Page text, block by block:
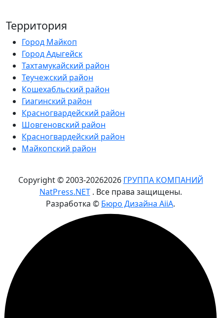
Территория
Город Майкоп
Город Адыгейск
Тахтамукайский район
Теучежский район
Кошехабльский район
Гиагинский район
Красногвардейский район
Шовгеновский район
Красногвардейский район
Майкопский район
Copyright © 2003-20262026 ГРУППА КОМПАНИЙ
NatPress.NET. Все права защищены.
Разработка © Бюро Дизайна AiiA.